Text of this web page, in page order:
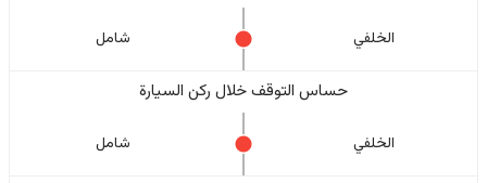
الخلفي شامل
حساس التوقف خلال ركن السيارة
الخلفي شامل